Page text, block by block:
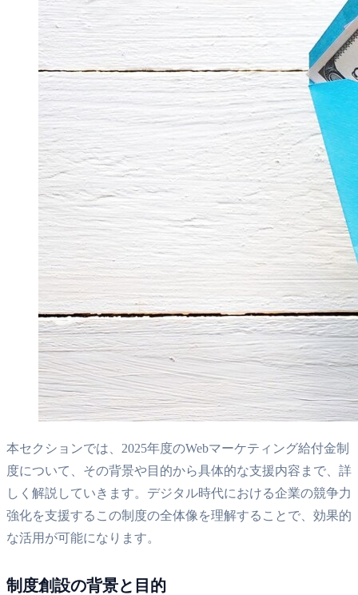
本セクションでは、2025年度のWebマーケティング給付金制
度について、その背景や目的から具体的な支援内容まで、詳
しく解説していきます。デジタル時代における企業の競争力
強化を支援するこの制度の全体像を理解することで、効果的
な活用が可能になります。
制度創設の背景と目的